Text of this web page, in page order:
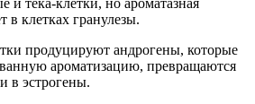
и тека-клетки, но ароматазная
в клетках гранулезы.
продуцируют андрогены, которые
ароматизацию, превращаются
в эстрогены.